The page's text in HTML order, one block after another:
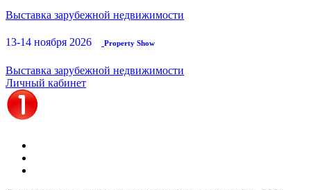
Выставка зарубежной недвижимости
13-14 ноября 2026 Property Show
Выставка зарубежной недвижимости
Личный кабинет